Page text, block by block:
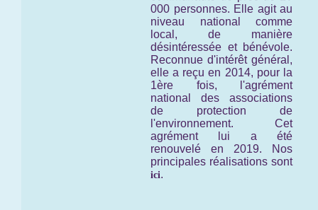
000 personnes. Elle agit au
niveau national comme
local, de manière
désintéressée et bénévole.
Reconnue d'intérêt général,
elle a reçu en 2014, pour la
1ère fois, l'agrément
national des associations
de protection de
l'environnement. Cet
agrément lui a été
renouvelé en 2019. Nos
principales réalisations sont
ici.